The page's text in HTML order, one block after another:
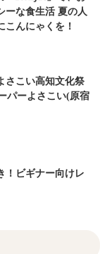
ーな食生活 夏の人
こんにゃくを！
さこい高知文化祭
パーよさこい(原宿
！ビギナー向けレ